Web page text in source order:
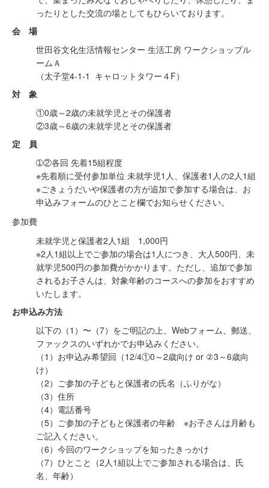
ったりとした交流の場としてもひらいております。
会 場
世田谷文化生活情報センター 生活工房 ワークショップル
ームＡ
（太子堂4-1-1 キャロットタワー４F）
対 象
①0歳～2歳の未就学児とその保護者
②3歳～6歳の未就学児とその保護者
定 員
➀②各回 先着15組程度
※先着順に受付参加単位 未就学児1人、保護者1人の2人1組
※ごきょうだいや保護者の方が追加で参加する場合は、お
申込みフォームのひとこと欄でお知らせください。
参加費
未就学児と保護者2人1組 1,000円
※2人1組以上でご参加の場合は1人につき、大人500円、未
就学児500円の参加費がかかります。ただし、追加で参加
されるお子さんは、対象年齢のコースへの参加をおすすめ
いたします。
お申込み方法
以下の（1）〜（7）をご明記の上、Webフォーム、郵送、
ファックスのいずれかでお申込みください。
（1）お申込み希望回（12/4①0～2歳向け or ②3～6歳向
け）
（2）ご参加の子どもと保護者の氏名（ふりがな）
（3）住所
（4）電話番号
（5）ご参加の子どもと保護者の年齢 ※お子さんは月齢も
ご記入ください。
（6）今回のワークショップを知ったきっかけ
（7）ひとこと（2人1組以上でご参加される場合は、氏
名、年齢）